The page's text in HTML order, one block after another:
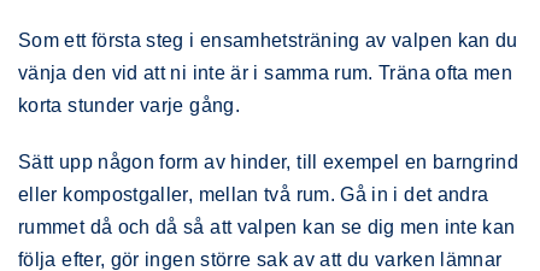
Som ett första steg i ensamhetsträning av valpen kan du
vänja den vid att ni inte är i samma rum. Träna ofta men
korta stunder varje gång.
Sätt upp någon form av hinder, till exempel en barngrind
eller kompostgaller, mellan två rum. Gå in i det andra
rummet då och då så att valpen kan se dig men inte kan
följa efter, gör ingen större sak av att du varken lämnar